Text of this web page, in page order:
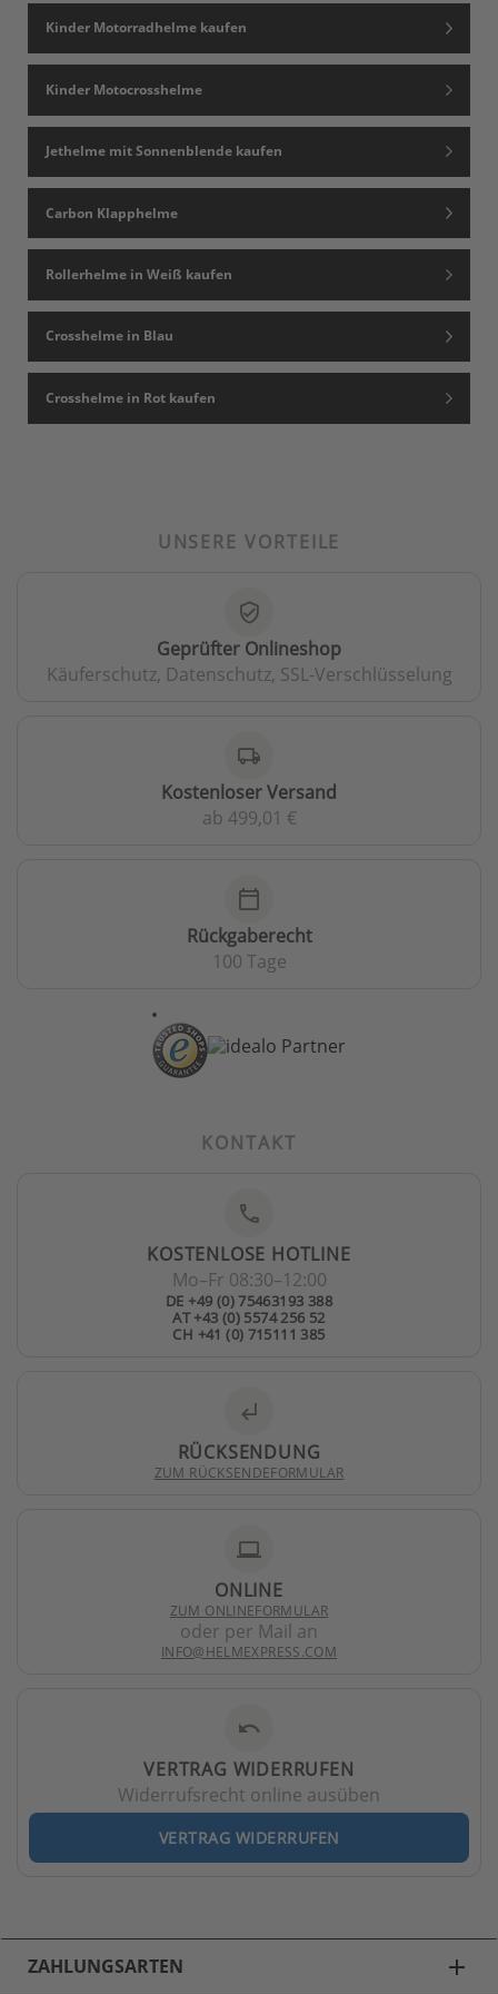
Kinder Motorradhelme kaufen
Kinder Motocrosshelme
Jethelme mit Sonnenblende kaufen
Carbon Klapphelme
Rollerhelme in Weiß kaufen
Crosshelme in Blau
Crosshelme in Rot kaufen
UNSERE VORTEILE
verified_user
Geprüfter Onlineshop
Käuferschutz, Datenschutz, SSL-Verschlüsselung
local_shipping
Kostenloser Versand
ab 499,01 €
calendar_today
Rückgaberecht
100 Tage
KONTAKT
phone
KOSTENLOSE HOTLINE
Mo–Fr 08:30–12:00
DE +49 (0) 75463193 388
AT +43 (0) 5574 256 52
CH +41 (0) 715111 385
subdirectory_arrow_left
RÜCKSENDUNG
ZUM RÜCKSENDEFORMULAR
laptop
ONLINE
ZUM ONLINEFORMULAR
oder per Mail an
INFO@HELMEXPRESS.COM
undo
VERTRAG WIDERRUFEN
Widerrufsrecht online ausüben
VERTRAG WIDERRUFEN
ZAHLUNGSARTEN add